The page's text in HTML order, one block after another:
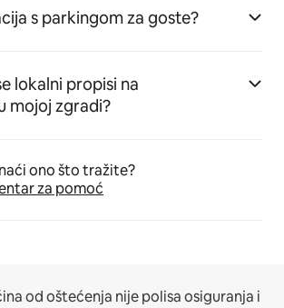
s parkingom za goste?
lokalni propisi na
mojoj zgradi?
ono što tražite?
za pomoć
od oštećenja nije polisa osiguranja i